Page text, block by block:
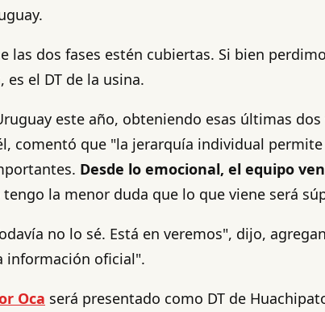
las dos fases estén cubiertas. Si bien
el DT de la usina.
este año, obteniendo esas últimas
comentó que "la jerarquía individual
Desde lo emocional, el equipo
tengo la menor duda que lo que viene será
no lo sé. Está en veremos", dijo,
información oficial".
Oca será presentado como DT de